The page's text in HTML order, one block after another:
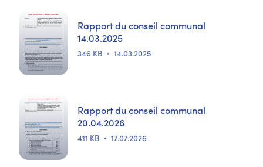
Rapport du conseil communal
14.03.2025
346 KB 14.03.2025
Rapport du conseil communal
20.04.2026
411 KB 17.07.2026